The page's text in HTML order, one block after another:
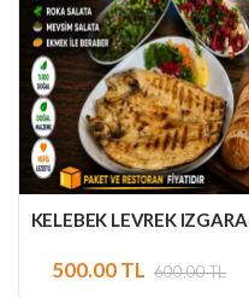
KELEBEK LEVREK IZGARA
500.00 TL